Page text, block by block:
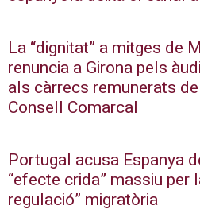
La “dignitat” a mitges de
renuncia a Girona pels
als càrrecs remunerats
Consell Comarcal
Portugal acusa Espanya
“efecte crida” massiu per
regulació” migratòria